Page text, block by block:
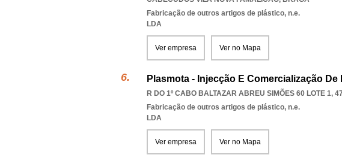
Fabricação de outros artigos de plástico, n.e.
LDA
Ver empresa Ver no Mapa
Plasmota - Injecção E Comercialização
R DO 1º CABO BALTAZAR ABREU SIMÕES 60 LOTE 1,
Fabricação de outros artigos de plástico, n.e.
LDA
Ver empresa Ver no Mapa